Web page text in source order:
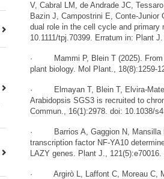
V, Cabral LM, de Andrade JC,
Bazin J, Campostrini E, Conte-
dual role in the cell cycle and primary
10.1111/tpj.70399. Erratum in: Plant
· Mammi P, Blein T (2025). From
plant biology. Mol Plant., 18(8):1259-
· Elmayan T, Blein T, Elvira-
Arabidopsis SGS3 is recruited to
Commun., 16(1):2978. doi: 10.1038/
· Barrios A, Gaggion N, Mansilla
transcription factor NF-YA10
LAZY genes. Plant J., 121(5):e70016.
· Argirò L, Laffont C, Moreau C,